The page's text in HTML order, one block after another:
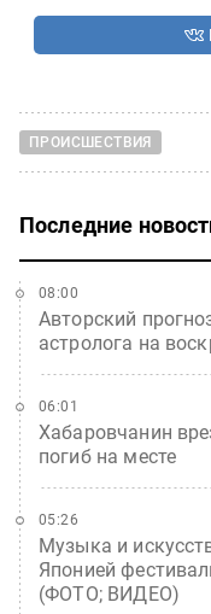
ПРОИСШЕСТВИЯ
Последние
Авторский
астролога на
08:00
Хабаровчанин
погиб на месте
06:01
Музыка и
Японией
(ФОТО; ВИДЕО)
05:26